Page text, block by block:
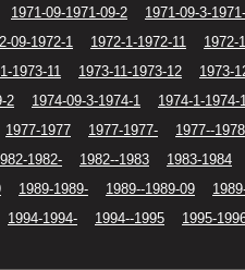
1971-09-1971-09-2 1971-09-3-
09-1972-1 1972-1-1972-11 1972-
1973-11 1973-11-1973-12 1973-
2 1974-09-3-1974-1 1974-1-1974-
1977-1977 1977-1977- 1977--1978
1982- 1982--1983 1983-1984
1989-1989- 1989--1989-09
1994-1994- 1994--1995 1995-